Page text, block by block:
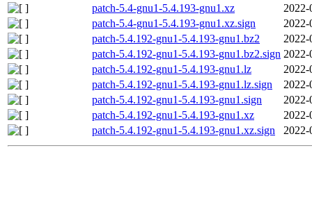
patch-5.4-gnu1-5.4.193-gnu1.xz
2022-
patch-5.4-gnu1-5.4.193-gnu1.xz.sign
2022-
patch-5.4.192-gnu1-5.4.193-gnu1.bz2
2022-
patch-5.4.192-gnu1-5.4.193-gnu1.bz2.sign 2022-
patch-5.4.192-gnu1-5.4.193-gnu1.lz
2022-
patch-5.4.192-gnu1-5.4.193-gnu1.lz.sign
2022-
patch-5.4.192-gnu1-5.4.193-gnu1.sign
2022-
patch-5.4.192-gnu1-5.4.193-gnu1.xz
2022-
patch-5.4.192-gnu1-5.4.193-gnu1.xz.sign
2022-